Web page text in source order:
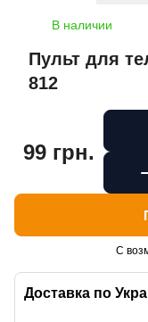
В наличии
Пульт для
812
Доставка по
99 грн.
С